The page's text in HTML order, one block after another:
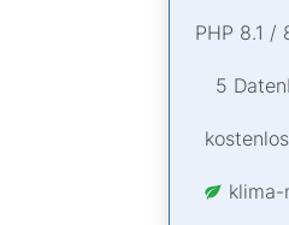
PHP 8.1 /
5